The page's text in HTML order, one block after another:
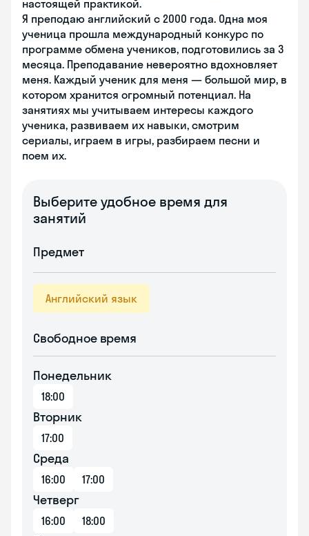
настоящей практикой.
Я преподаю английский с 2000 года. Одна моя
ученица прошла международный конкурс по
программе обмена учеников, подготовились за 3
месяца. Преподавание невероятно вдохновляет
меня. Каждый ученик для меня — большой мир, в
котором хранится огромный потенциал. На
занятиях мы учитываем интересы каждого
ученика, развиваем их навыки, смотрим
сериалы, играем в игры, разбираем песни и
поем их.
Выберите удобное время для
занятий
Предмет
Английский язык
Свободное время
Понедельник
18:00
Вторник
17:00
Среда
16:00 17:00
Четверг
16:00 18:00